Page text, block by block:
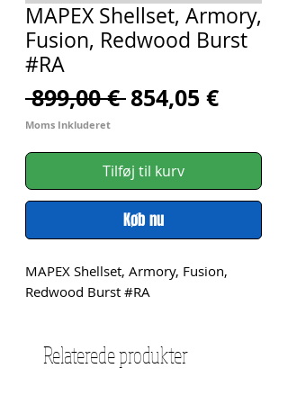
MAPEX Shellset, Armory,
Fusion, Redwood Burst
#RA
899,00 € Regulær
854,05 €
Moms Inkluderet
Tilføj til kurv
Køb nu
MAPEX Shellset, Armory, Fusion,
Redwood Burst #RA
Relaterede produkter